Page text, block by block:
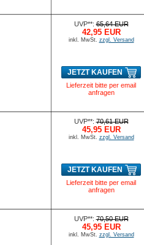
UVP**:65,64 EUR
42,95 EUR
inkl. MwSt. zzgl. Versand
JETZT KAUFEN
Lieferzeit bitte per email
anfragen
UVP**:70,61 EUR
45,95 EUR
inkl. MwSt. zzgl. Versand
JETZT KAUFEN
Lieferzeit bitte per email
anfragen
UVP**:70,50 EUR
45,95 EUR
inkl. MwSt. zzgl. Versand